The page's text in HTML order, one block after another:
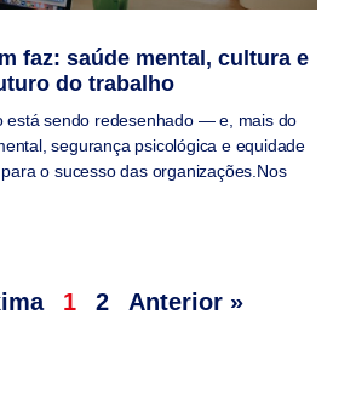
faz: saúde mental, cultura e
do trabalho
está sendo redesenhado — e, mais do
segurança psicológica e equidade
o sucesso das organizações.Nos
1 2 Anterior »